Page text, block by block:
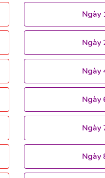
Ngày
Ngày
Ngày
Ngày
Ngày
Ngày